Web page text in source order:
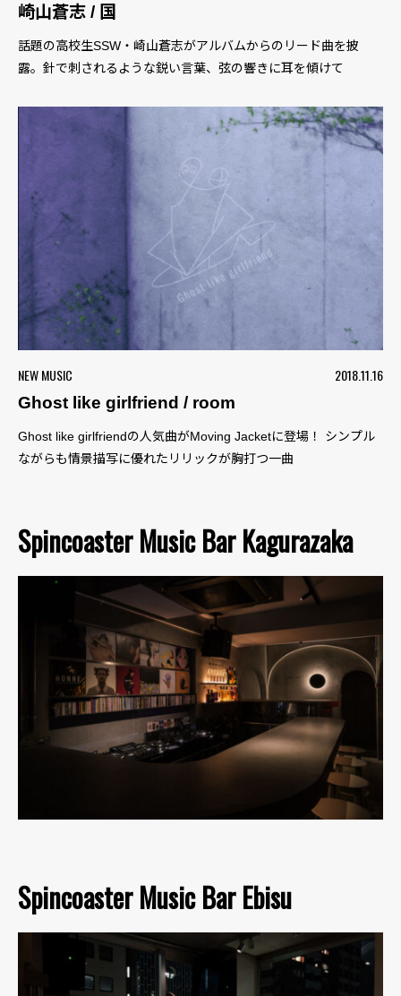
崎山蒼志 / 国
話題の高校生SSW・崎山蒼志がアルバムからのリード曲を披
露。針で刺されるような鋭い言葉、弦の響きに耳を傾けて
NEW MUSIC
2018.11.16
Ghost like girlfriend / room
Ghost like girlfriendの人気曲がMoving Jacketに登場！ シンプル
ながらも情景描写に優れたリリックが胸打つ一曲
Spincoaster Music Bar Kagurazaka
Spincoaster Music Bar Ebisu